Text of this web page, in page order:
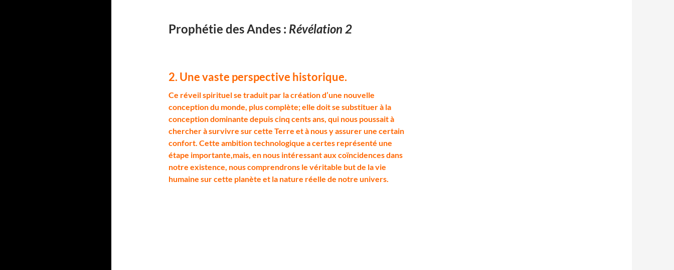
Prophétie des Andes : Révélation 2
2. Une vaste perspective historique.
Ce réveil spirituel se traduit par la création d’une nouvelle
conception du monde, plus complète; elle doit se substituer à la
conception dominante depuis cinq cents ans, qui nous poussait à
chercher à survivre sur cette Terre et à nous y assurer une certain
confort. Cette ambition technologique a certes représenté une
étape importante,mais, en nous intéressant aux coïncidences dans
notre existence, nous comprendrons le véritable but de la vie
humaine sur cette planète et la nature réelle de notre univers.